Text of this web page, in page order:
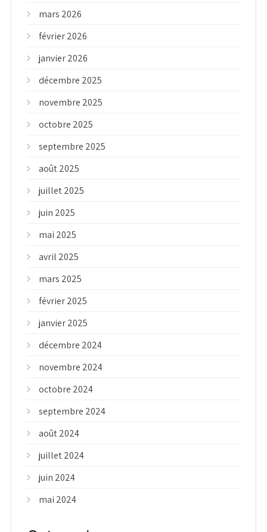
mars 2026
février 2026
janvier 2026
décembre 2025
novembre 2025
octobre 2025
septembre 2025
août 2025
juillet 2025
juin 2025
mai 2025
avril 2025
mars 2025
février 2025
janvier 2025
décembre 2024
novembre 2024
octobre 2024
septembre 2024
août 2024
juillet 2024
juin 2024
mai 2024